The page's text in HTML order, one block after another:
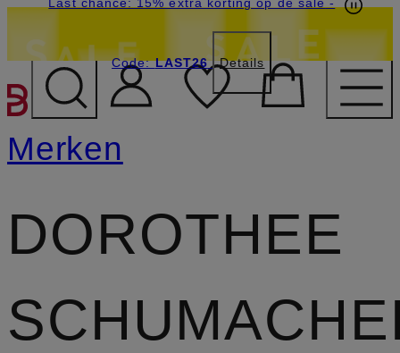
GA NAAR
Code:LAST26 Details
Merken
DOROTHEE